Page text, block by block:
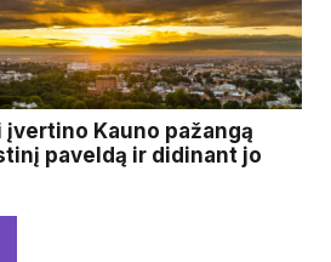
įvertino Kauno pažangą
paveldą ir didinant jo